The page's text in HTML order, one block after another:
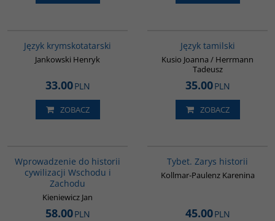
Język krymskotatarski
Jankowski Henryk
33.00PLN
ZOBACZ
Język tamilski
Kusio Joanna / Herrmann
Tadeusz
35.00PLN
ZOBACZ
Wprowadzenie do historii
cywilizacji Wschodu i
Zachodu
Kieniewicz Jan
58.00PLN
Tybet. Zarys historii
Kollmar-Paulenz Karenina
45.00PLN